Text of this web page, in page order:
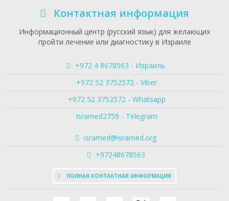
Контактная информация
Информационный центр (русский язык) для желающих
пройти лечение или диагностику в Израиле
+972 4 8678563 - Израиль
+972 52 3752572 - Viber
+972 52 3752572 - Whatsapp
Isramed2759 - Telegram
isramed@isramed.org
+97248678563
ПОЛНАЯ КОНТАКТНАЯ ИНФОРМАЦИЯ